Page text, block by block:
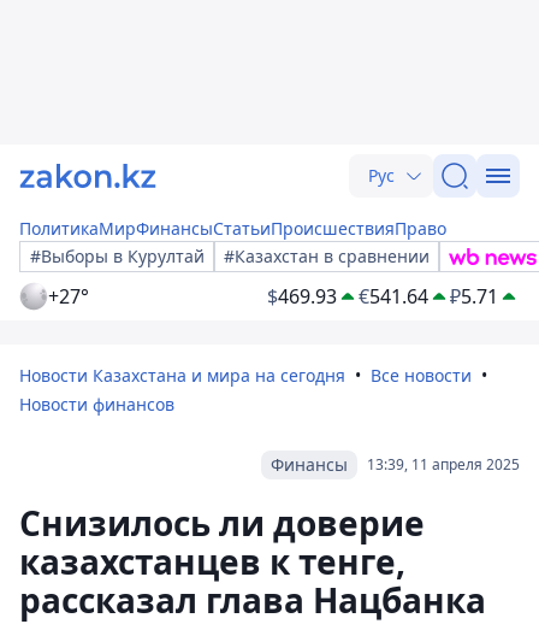
Рус
ПолитикаМирФинансыСтатьиПроисшествияПраво
#Выборы в Курултай
#Казахстан в сравнении
+27° $469.93 €541.64 ₽5.71
Новости Казахстана и мира на сегодня
Все новости
Новости финансов
13:39, 11 апреля 2025
Финансы
Снизилось ли доверие
казахстанцев к тенге,
рассказал глава Нацбанка